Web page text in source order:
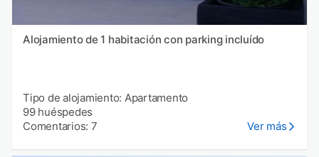
Alojamiento de 1 habitación con parking incluído
Tipo de alojamiento: Apartamento
99 huéspedes
Comentarios: 7
Ver más